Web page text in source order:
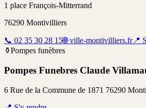
1 place François-Mitterrand
76290 Montivilliers
📞 02 35 30 28 15🌐 ville-montivilliers.fr📍
⚱️Pompes funèbres
Pompes Funebres Claude
6 Rue de la Commune de 1871 76290